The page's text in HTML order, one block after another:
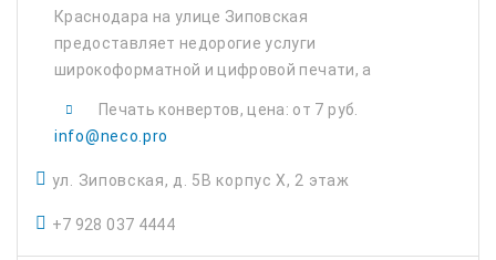
Краснодара на улице Зиповская
предоставляет недорогие услуги
широкоформатной и цифровой печати, а
витрин и магазинов.
Печать конвертов, цена: от 7 руб.
info@neco.pro
ул. Зиповская, д. 5В корпус Х, 2 этаж
+7 928 037 4444